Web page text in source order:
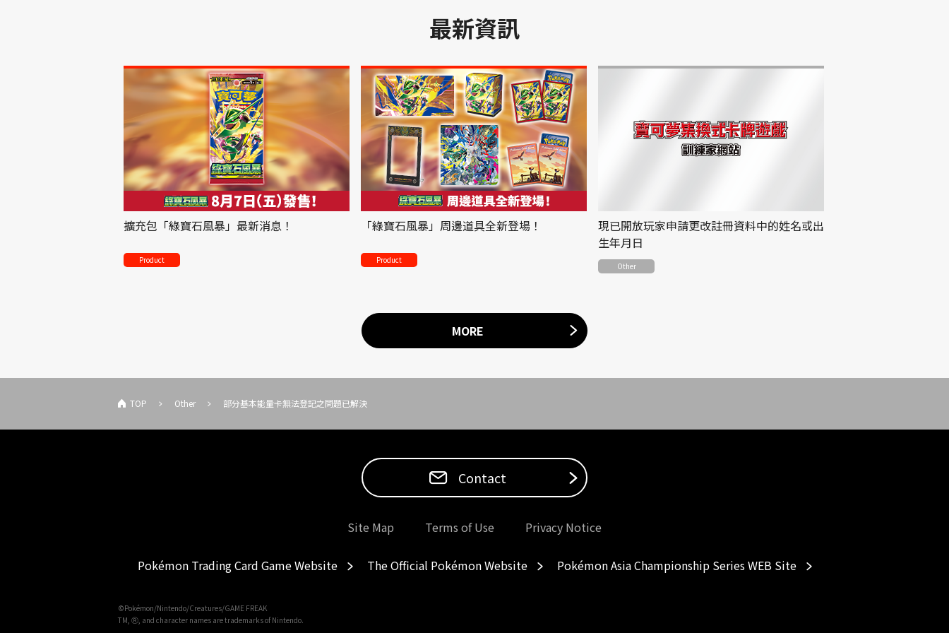
最新資訊
擴充包「綠寶石風暴」最新消息！
Product
「綠寶石風暴」周邊道具全新登場！
Product
現已開放玩家申請更改註冊資料中的姓名或出
生年月日
Other
MORE
TOP Other 部分基本能量卡無法登記之問題已解決
Contact
Site Map Terms of Use Privacy Notice
Pokémon Trading Card Game Website The Official Pokémon Website Pokémon Asia Championship Series WEB Site
©Pokémon/Nintendo/Creatures/GAME FREAK
TM, Ⓡ, and character names are trademarks of Nintendo.